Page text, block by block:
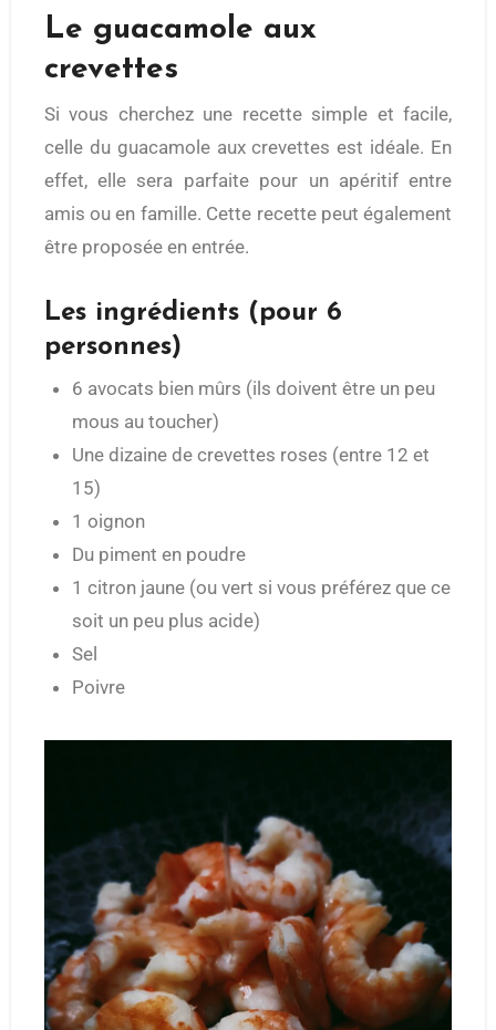
Le guacamole aux
crevettes
Si vous cherchez une recette simple et facile,
celle du guacamole aux crevettes est idéale. En
effet, elle sera parfaite pour un apéritif entre
amis ou en famille. Cette recette peut également
être proposée en entrée.
Les ingrédients (pour 6
personnes)
6 avocats bien mûrs (ils doivent être un peu
mous au toucher)
Une dizaine de crevettes roses (entre 12 et
15)
1 oignon
Du piment en poudre
1 citron jaune (ou vert si vous préférez que ce
soit un peu plus acide)
Sel
Poivre